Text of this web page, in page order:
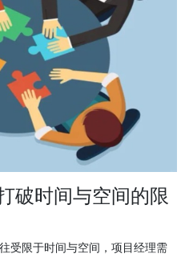
破时间与空间的限
受限于时间与空间，项目经理需